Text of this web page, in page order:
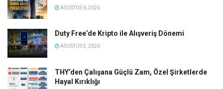
AĞUSTOS 6, 2026
Duty Free’de Kripto ile Alışveriş Dönemi
AĞUSTOS 5, 2026
THY’den Çalışana Güçlü Zam, Özel Şirketlerde
Hayal Kırıklığı